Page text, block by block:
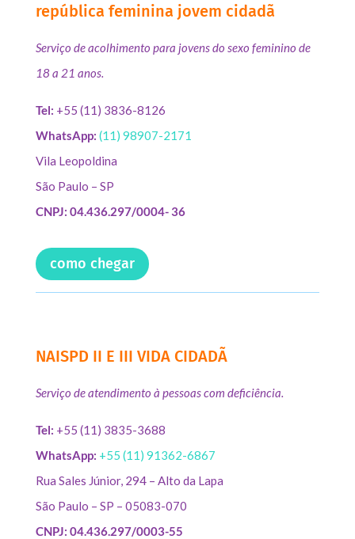
república feminina jovem cidadã
Serviço de acolhimento para jovens do sexo feminino de
18 a 21 anos.
Tel: +55 (11) 3836-8126
WhatsApp: (11) 98907-2171
Vila Leopoldina
São Paulo – SP
CNPJ: 04.436.297/0004- 36
como chegar
NAISPD II E III VIDA CIDADÃ
Serviço de atendimento à pessoas com deficiência.
Tel: +55 (11) 3835-3688
WhatsApp: +55 (11) 91362-6867
Rua Sales Júnior, 294 – Alto da Lapa
São Paulo – SP – 05083-070
CNPJ: 04.436.297/0003-55